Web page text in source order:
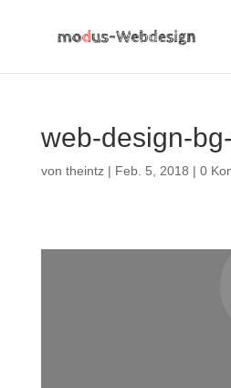
web-design-
von theintz| Feb. 5, 2018 | 0